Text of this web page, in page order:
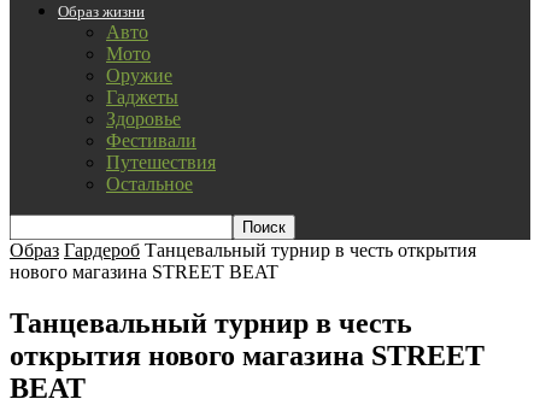
Образ жизни
Авто
Мото
Оружие
Гаджеты
Здоровье
Фестивали
Путешествия
Остальное
Образ Гардероб Танцевальный турнир в честь открытия
нового магазина STREET BEAT
Танцевальный турнир в честь
открытия нового магазина STREET
BEAT